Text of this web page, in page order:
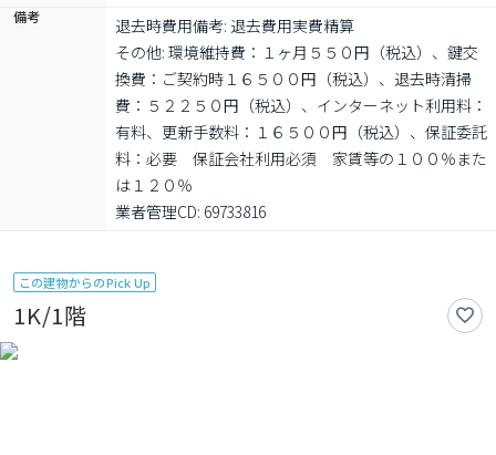
備考
退去時費用備考: 退去費用実費精算
その他: 環境維持費：１ヶ月５５０円（税込）、鍵交
換費：ご契約時１６５００円（税込）、退去時清掃
費：５２２５０円（税込）、インターネット利用料：
有料、更新手数料：１６５００円（税込）、保証委託
料：必要　保証会社利用必須　家賃等の１００％また
は１２０％
業者管理CD: 69733816
この建物からのPick Up
1K/1階